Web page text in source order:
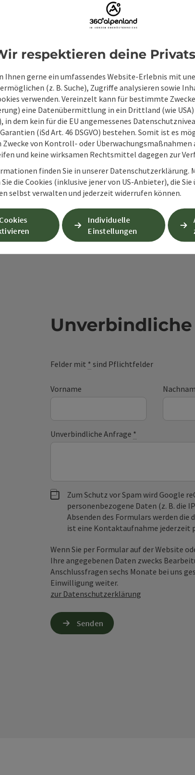
PDF erstellen Beitrag drucken In der
Felder mit * sind Pflichtfelder
Vorname
Unverbindliche Anfrage *
Zum Schutz vor Spam wird Google
personenbezogene Daten (z. B. die
Absenden des Formulars werden
ist eine Kontaktaufnahme jederzeit
Wenn Sie per Formular auf der Website
Ihre angegebenen Daten zwecks
Anschlussfragen sechs Monate bei uns
Einwilligung weiter.
zur Datenschutzerklärung
Senden
respektieren deine
Ihnen gerne ein umfassendes Website-Erlebnis mit
(z. B. Suche), Zugriffe analysieren sowie
verwenden. Vereinzelt kann für bestimmte
eine Datenübermittlung in ein Drittland (wie
in dem kein für die EU angemessenes
(iSd Art. 46 DSGVO) bestehen. Somit ist es
Zwecke von Kontroll- oder
und keine wirksamen Rechtsmittel dagegen zur
finden Sie in unserer Datenschutzerklärung.
die Cookies (inklusive jener von US-Anbieter), die
selbst verwalten und jederzeit widerrufen können.
Individuelle
Einstellungen